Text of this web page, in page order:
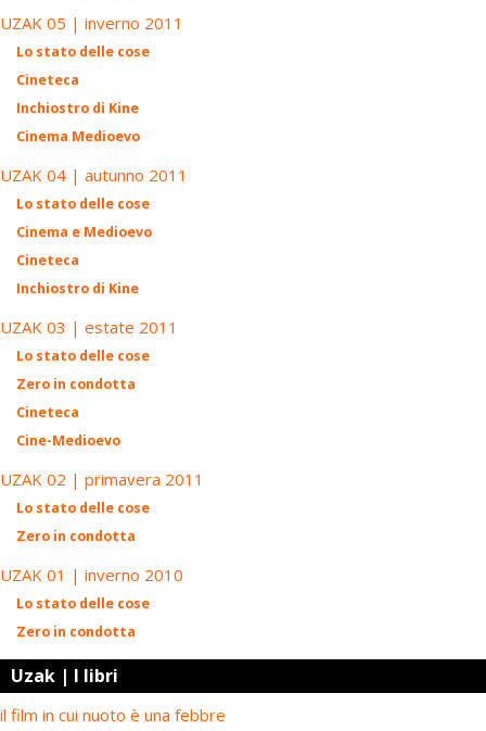
UZAK 05 | inverno 2011
Lo stato delle cose
Cineteca
Inchiostro di Kine
Cinema Medioevo
UZAK 04 | autunno 2011
Lo stato delle cose
Cinema e Medioevo
Cineteca
Inchiostro di Kine
UZAK 03 | estate 2011
Lo stato delle cose
Zero in condotta
Cineteca
Cine-Medioevo
UZAK 02 | primavera 2011
Lo stato delle cose
Zero in condotta
UZAK 01 | inverno 2010
Lo stato delle cose
Zero in condotta
Uzak | I libri
il film in cui nuoto è una febbre